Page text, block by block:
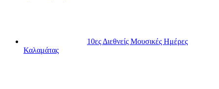
10ες Διεθνείς Μουσικές Ημέρες
Καλαμάτας